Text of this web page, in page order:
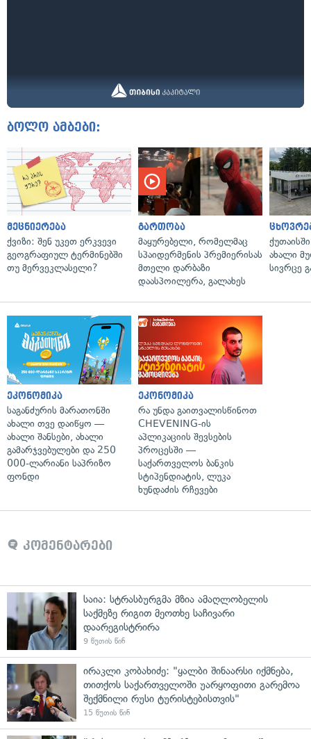
ბოლო ამბები:
მეცნიერება
ქვიზი: შენ უკეთ ერკვევი
გეოგრაფიულ ტერმინებში
თუ მერვეკლასელი?
გართობა
მაყურებელი, რომელმაც
სპაიდერმენის პრემიერისას
მთელი დარბაზი
დაასპოილერა, გალახეს
ახალი
სივრცე
ეკონომიკა
საგანძურის მარათონში
ახალი თვე დაიწყო —
ახალი შანსები, ახალი
გამარჯვებულები და 250
000-ლარიანი საპრიზო
ფონდი
ეკონომიკა
რა უნდა გაითვალისწინოთ
CHEVENING-ის
აპლიკაციის შევსების
პროცესში —
საქართველოს ბანკის
სტიპენდიატის, ლუკა
ხუნდაძის რჩევები
კომენტარები
საია: სტრასბურგმა მზია ამაღლობელის
საქმეზე რიგით მეოთხე საჩივარი
დაარეგისტრირა
9 წუთის წინ
ირაკლი კობახიძე: "ყალბი შინაარსი იქმნება,
თითქოს საქართველოში უარყოფითი გარემოა
შექმნილი რუსი ტურისტებისთვის"
15 წუთის წინ